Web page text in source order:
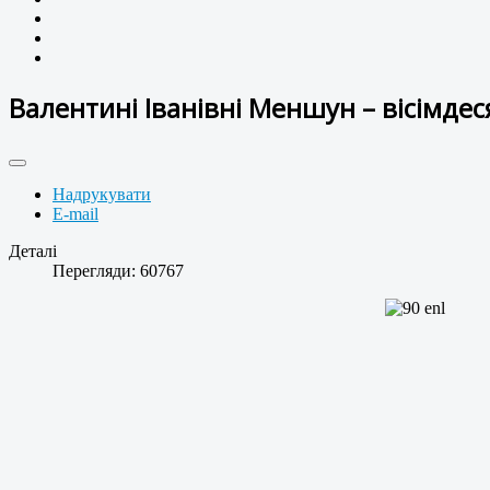
Валентині Іванівні Меншун –
Надрукувати
E-mail
Деталі
Перегляди: 60767